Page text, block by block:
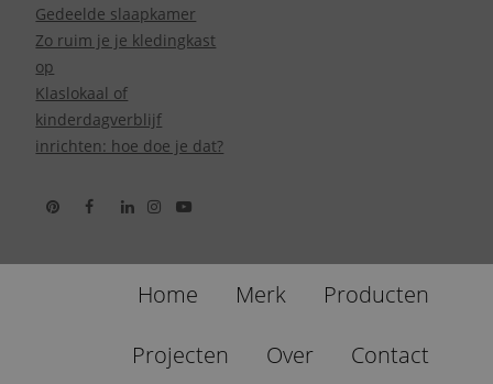
Gedeelde slaapkamer
Zo ruim je je kledingkast
op
Klaslokaal of
kinderdagverblijf
inrichten: hoe doe je dat?
Home Merk Producten
Projecten Over Contact